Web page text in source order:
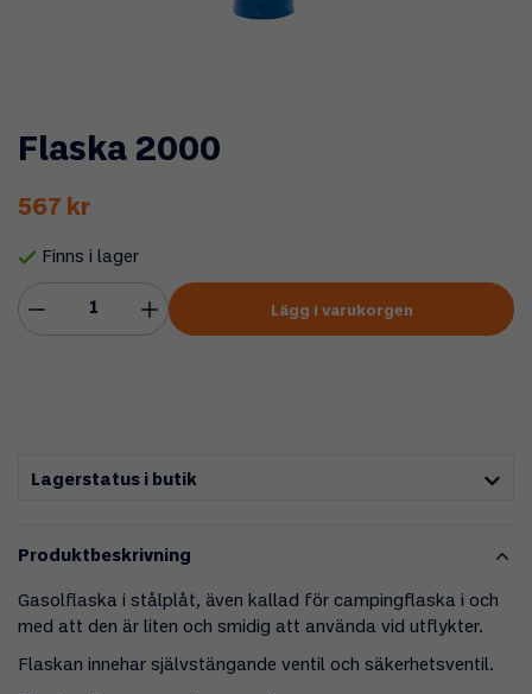
Flaska 2000
567 kr
Finns i lager
Lägg i varukorgen
Lagerstatus i butik
Produktbeskrivning
Gasolflaska i stålplåt, även kallad för campingflaska i och
med att den är liten och smidig att använda vid utflykter.
Flaskan innehar självstängande ventil och säkerhetsventil.